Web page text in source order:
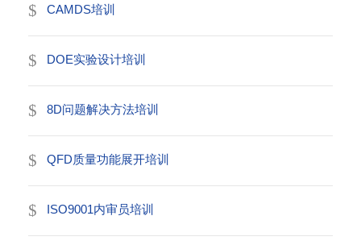
CAMDS培训
DOE实验设计培训
8D问题解决方法培训
QFD质量功能展开培训
ISO9001内审员培训